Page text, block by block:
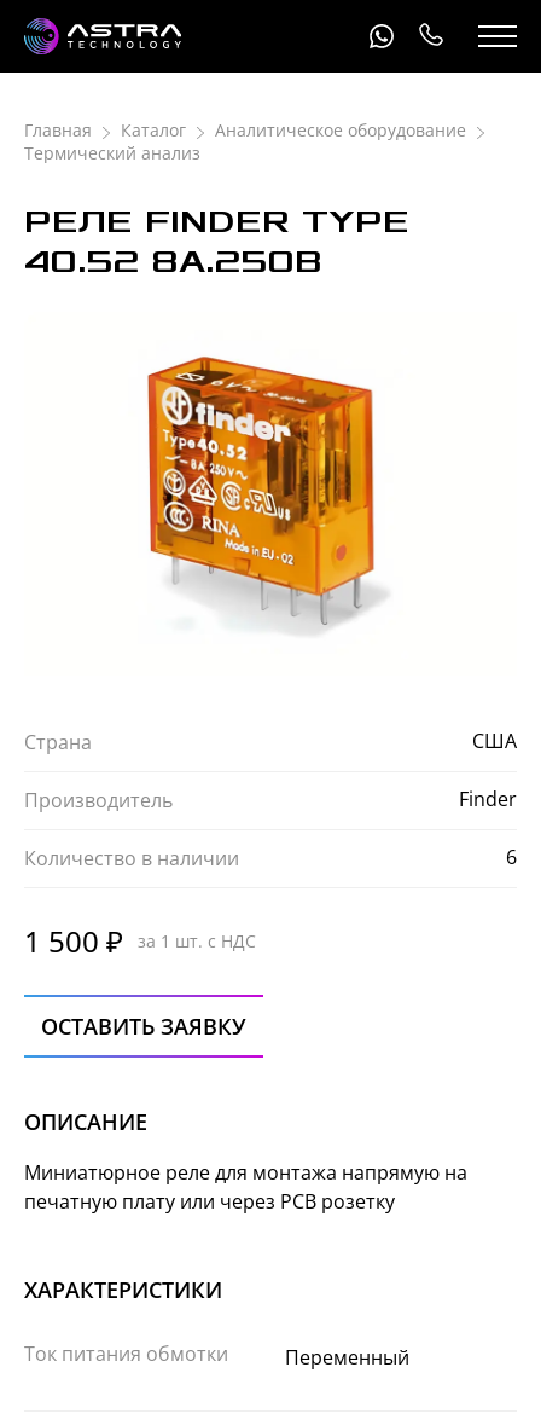
Главная Каталог
Аналитическое оборудование
Термический анализ
РЕЛЕ FINDER TYPE
40.52 8А.250В
Страна США
Производитель Finder
Количество в наличии 6
1 500 ₽ за 1 шт. с НДС
ОСТАВИТЬ ЗАЯВКУ
ОПИСАНИЕ
Миниатюрное реле для монтажа напрямую на
печатную плату или через РСВ розетку
ХАРАКТЕРИСТИКИ
Ток питания обмотки Переменный